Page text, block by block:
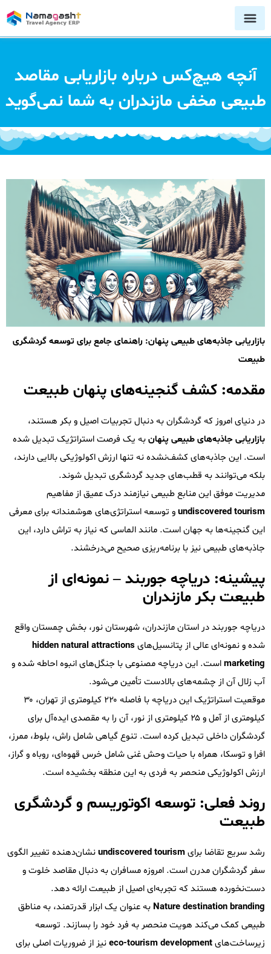
آنچه هیچ‌کس درباره بازاریابی مقاصد
طبیعی مخفی مازندران به شما نمی‌گوید
بازاریابی جاذبه‌های طبیعی پنهان: راهنمای جامع برای توسعه گردشگری
طبیعت
مقدمه: کشف گنجینه‌های پنهان طبیعت
در دنیای امروز که گردشگران به دنبال تجربیات اصیل و بکر هستند،
بازاریابی جاذبه‌های طبیعی پنهانبه یک فرصت استراتژیک تبدیل شده
است. این جاذبه‌های کشف‌نشده نه تنها ارزش اکولوژیکی بالایی دارند،
بلکه می‌توانند به قطب‌های جدید گردشگری تبدیل شوند.
مدیریت موفق این منابع طبیعی نیازمند درک عمیق از مفاهیم
undiscovered tourismو توسعه استراتژی‌های هوشمندانه برای معرفی
این گنجینه‌ها به جهان است. مانند الماسی که نیاز به تراش دارد، این
جاذبه‌های طبیعی نیز با برنامه‌ریزی صحیح می‌درخشند.
پیشینه: دریاچه جوربند – نمونه‌ای از
طبیعت بکر مازندران
دریاچه جوربند در استان مازندران، شهرستان نور، بخش چمستان واقع
شده و نمونه‌ای عالی از پتانسیل‌های hidden natural attractions
marketingاست. این دریاچه مصنوعی با جنگل‌های انبوه احاطه شده و
آب زلال آن از چشمه‌های بالادست تأمین می‌شود.
موقعیت استراتژیک این دریاچه با فاصله ۲۲۰ کیلومتری از تهران، ۳۰
کیلومتری از آمل و ۲۵ کیلومتری از نور، آن را به مقصدی ایده‌آل برای
گردشگران داخلی تبدیل کرده است. تنوع گیاهی شامل راش، بلوط، ممرز،
افرا و توسکا، همراه با حیات وحش غنی شامل خرس قهوه‌ای، روباه و گراز،
ارزش اکولوژیکی منحصر به فردی به این منطقه بخشیده است.
روند فعلی: توسعه اکوتوریسم و گردشگری
طبیعت
رشد سریع تقاضا برایundiscovered tourismنشان‌دهنده تغییر الگوی
سفر گردشگران مدرن است. امروزه مسافران به دنبال مقاصد خلوت و
دست‌نخورده هستند که تجربه‌ای اصیل از طبیعت ارائه دهد.
Nature destination branding به عنوان یک ابزار قدرتمند، به مناطق
طبیعی کمک می‌کند هویت منحصر به فرد خود را بسازند. توسعه
زیرساخت‌هایeco-tourism developmentنیز از ضروریات اصلی برای